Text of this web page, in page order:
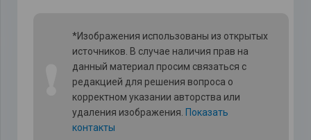
*Изображения использованы из открытых
источников. В случае наличия прав на
данный материал просим связаться с
редакцией для решения вопроса о
корректном указании авторства или
удаления изображения. Показать
контакты